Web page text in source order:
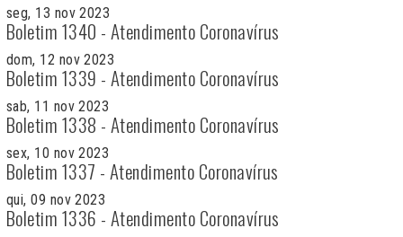
seg, 13 nov 2023
Boletim 1340 - Atendimento Coronavírus
dom, 12 nov 2023
Boletim 1339 - Atendimento Coronavírus
sab, 11 nov 2023
Boletim 1338 - Atendimento Coronavírus
sex, 10 nov 2023
Boletim 1337 - Atendimento Coronavírus
qui, 09 nov 2023
Boletim 1336 - Atendimento Coronavírus